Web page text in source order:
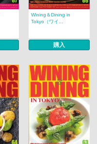
Wining＆Dining in
Tokyo（ワイ...
購入